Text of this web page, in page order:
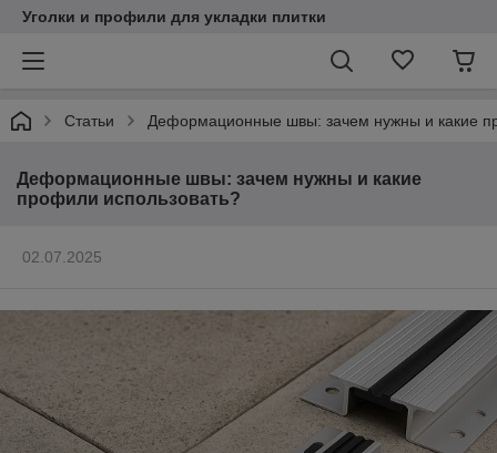
Уголки и профили для укладки плитки
Статьи Деформационные швы: зачем нужны и какие
Деформационные швы: зачем нужны и какие
профили использовать?
02.07.2025